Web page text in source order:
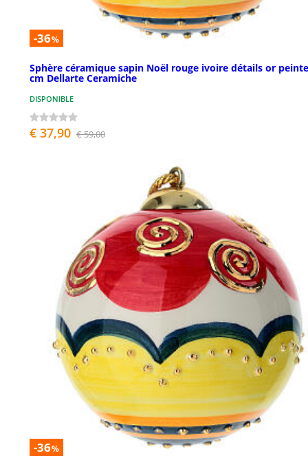
-36%
Sphère céramique sapin Noël rouge ivoire détails or
cm Dellarte Ceramiche
DISPONIBLE
€ 37,90 € 59,00
-36%